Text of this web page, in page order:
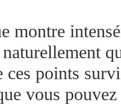
montre
ces points
vous